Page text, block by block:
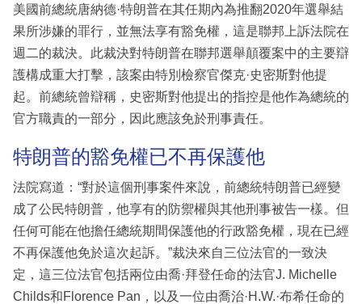
區
美國前總統唐納德·特朗普在其任期內為推翻2020年選舉結
果所涉嫌的罪行，並無法享有豁免權，這是聯邦上訴法院在
週二的裁決。此裁決對特朗普在聯邦選舉顛覆案中的主要辯
護構成重大打擊，該案由特別檢察官傑克·史密斯對他提
起。前總統曾辯稱，史密斯對他提出的指控是他作為總統的
官方職責的一部分，因此應該免於刑事責任。
特朗普的豁免權已不再保護他
法院寫道：“對於這個刑事案件來說，前總統特朗普已經變
成了公民特朗普，他享有的防禦權與其他刑事被告一樣。但
任何可能在他擔任總統期間保護他的行政豁免權，現在已經
不再保護他免於這次起訴。”裁決來自三位法官的一致決
定，這三位法官包括兩位由喬·拜登任命的法官J. Michelle
Childs和Florence Pan，以及一位由喬治·H.W.·布希任命的